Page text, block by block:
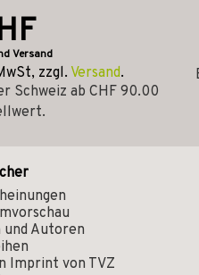
Versand
zzgl. Versand.
Schweiz ab CHF 90.00
Autoren
Imprint von TVZ